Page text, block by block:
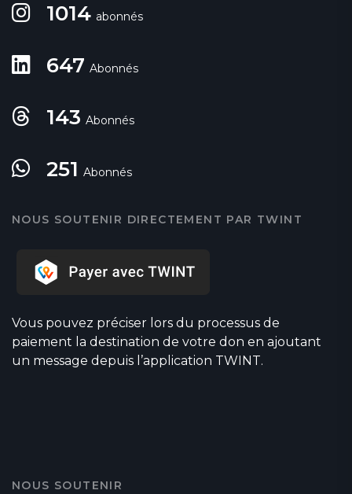
1014 abonnés
647 Abonnés
143 Abonnés
251 Abonnés
NOUS SOUTENIR DIRECTEMENT PAR TWINT
Vous pouvez préciser lors du processus de
paiement la destination de votre don en ajoutant
un message depuis l’application TWINT.
NOUS SOUTENIR